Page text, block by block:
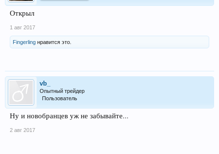
Открыл
1 авг 2017
Fingerling нравится это.
vb_
Опытный трейдер
Пользователь
Ну и новобранцев уж не забывайте...
2 авг 2017